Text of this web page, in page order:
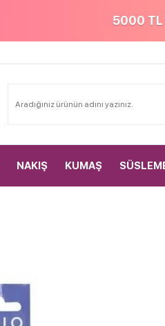
5000 TL
NAKIŞ KUMAŞ